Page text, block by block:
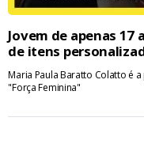
Jovem de apenas
de itens
Maria Paula Baratto Colatto é
"Força Feminina"